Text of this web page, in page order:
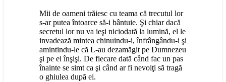
Mii de oameni trăiesc cu teama că trecutul lor
s-ar putea întoarce să-i bântuie. Şi chiar dacă
secretul lor nu va ieşi niciodată la lumină, el le
invadează mintea chinuindu-i, înfrângându-i şi
amintindu-le că L-au dezamăgit pe Dumnezeu
şi pe ei înşişi. De fiecare dată când fac un pas
înainte se simt ca şi când ar fi nevoiţi să tragă
o ghiulea după ei.